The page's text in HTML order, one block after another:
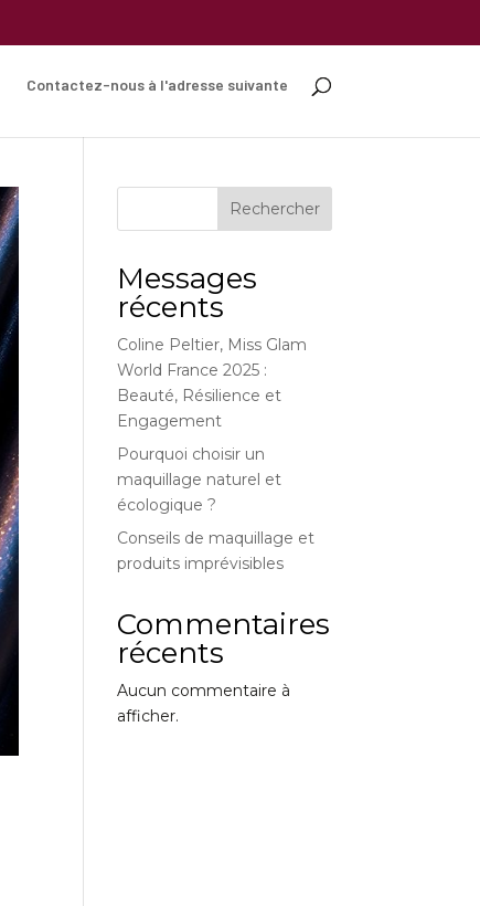
Contactez-nous à l'adresse suivante
Rechercher
Messages
récents
Coline Peltier, Miss Glam
World France 2025 :
Beauté, Résilience et
Engagement
Pourquoi choisir un
maquillage naturel et
écologique ?
Conseils de maquillage et
produits imprévisibles
Commentaires
récents
Aucun commentaire à
afficher.